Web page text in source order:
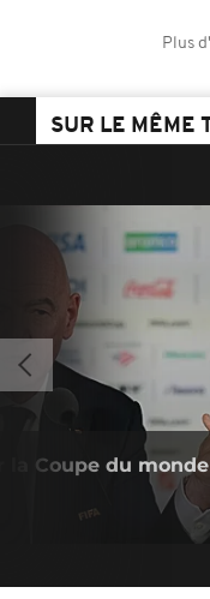
Plus
SUR LE MÊME
Coupe du